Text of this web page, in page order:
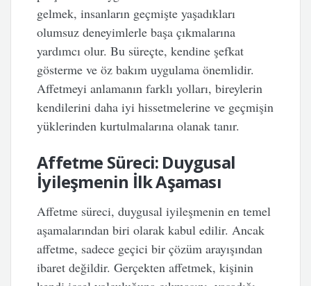
gelmek, insanların geçmişte yaşadıkları
olumsuz deneyimlerle başa çıkmalarına
yardımcı olur. Bu süreçte, kendine şefkat
gösterme ve öz bakım uygulama önemlidir.
Affetmeyi anlamanın farklı yolları, bireylerin
kendilerini daha iyi hissetmelerine ve geçmişin
yüklerinden kurtulmalarına olanak tanır.
Affetme Süreci: Duygusal
İyileşmenin İlk Aşaması
Affetme süreci, duygusal iyileşmenin en temel
aşamalarından biri olarak kabul edilir. Ancak
affetme, sadece geçici bir çözüm arayışından
ibaret değildir. Gerçekten affetmek, kişinin